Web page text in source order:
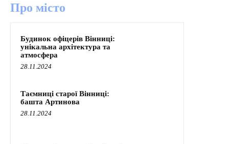
Про місто
Будинок офіцерів Вінниці:
унікальна архітектура та
атмосфера
28.11.2024
Таємниці старої Вінниці:
башта Артинова
28.11.2024